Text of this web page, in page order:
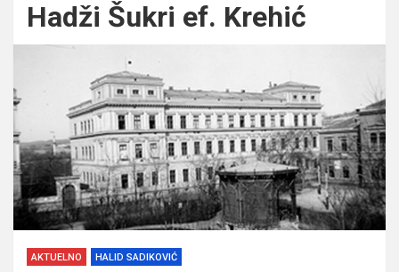
Hadži Šukri ef. Krehić
AKTUELNO HALID SADIKOVIĆ